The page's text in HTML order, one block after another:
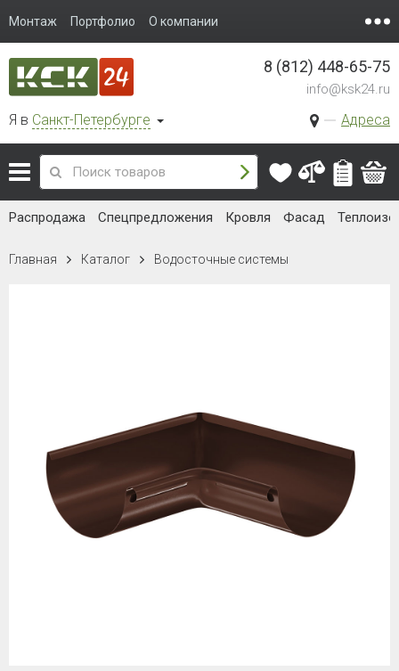
Монтаж Портфолио О компании
Я в Санкт-Петербурге Адреса
8 (812) 448-65-75
info@ksk24.ru
Распродажа Спецпредложения Кровля Фасад
Главная Каталог Водосточные системы